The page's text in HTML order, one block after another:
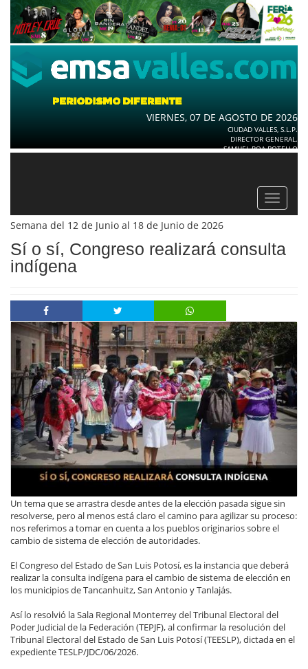
VIERNES, 07 DE AGOSTO DE 2026
CIUDAD VALLES, S.L.P.
DIRECTOR GENERAL.
SAMUEL ROA BOTELLO
Toggle
Semana del 12 de Junio al 18 de Junio de 2026
Sí o sí, Congreso realizará consulta
indígena
Un tema que se arrastra desde antes de la elección pasada sigue sin
resolverse, pero al menos está claro el camino para agilizar su proceso:
nos referimos a tomar en cuenta a los pueblos originarios sobre el
cambio de sistema de elección de autoridades.
El Congreso del Estado de San Luis Potosí, es la instancia que deberá
realizar la consulta indígena para el cambio de sistema de elección en
los municipios de Tancanhuitz, San Antonio y Tanlajás.
Así lo resolvió la Sala Regional Monterrey del Tribunal Electoral del
Poder Judicial de la Federación (TEPJF), al confirmar la resolución del
Tribunal Electoral del Estado de San Luis Potosí (TEESLP), dictada en el
expediente TESLP/JDC/06/2026.